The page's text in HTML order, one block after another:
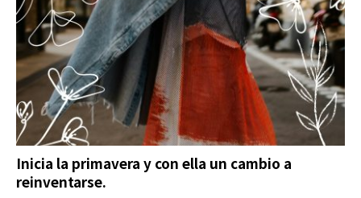
Inicia la primavera y con ella un cambio a
reinventarse.